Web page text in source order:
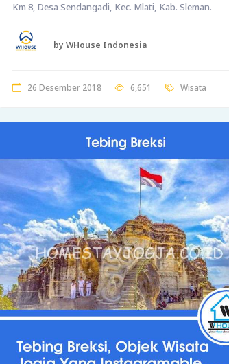
Km 8, Desa Sendangadi, Kec. Mlati, Kab. Sleman.
by WHouse Indonesia
26 Desember 2018 6,651 Wisata